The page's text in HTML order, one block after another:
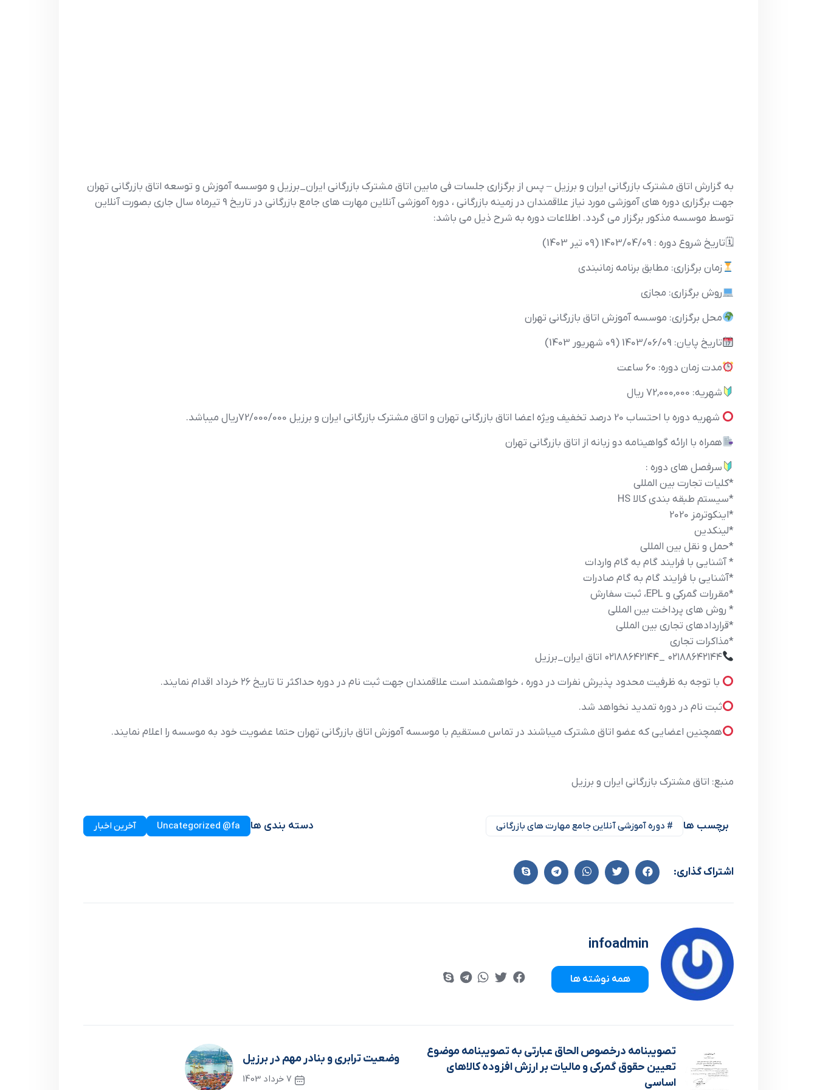
به گزارش اتاق مشترک بازرگانی ایران و برزیل – پس از برگزاری جلسات فی مابین اتاق مشترک بازرگانی ایران_برزیل و موسسه آموزش و توسعه اتاق بازرگانی تهران
جهت برگزاری دوره های آموزشی مورد نیاز علاقمندان در زمینه بازرگانی ، دوره آموزشی آنلاین مهارت های جامع بازرگانی در تاریخ 9 تیرماه سال جاری بصورت آنلاین
توسط موسسه مذکور برگزار می گردد. اطلاعات دوره به شرح ذیل می باشد:
🗓تاریخ شروع دوره : 1403/04/09 (09 تیر 1403)
زمان برگزاری: مطابق برنامه زمانبندی
روش برگزاری: مجازی
محل برگزاری: موسسه آموزش اتاق بازرگانی تهران
تاریخ پایان: 1403/06/09 (09 شهریور 1403)
مدت زمان دوره: 60 ساعت
شهریه: 72,000,000 ریال
شهریه دوره با احتساب 20 درصد تخفیف ویژه اعضا اتاق بازرگانی تهران و اتاق مشترک بازرگانی ایران و برزیل 72/000/000ریال میباشد.
همراه با ارائه گواهینامه دو زبانه از اتاق بازرگانی تهران
سرفصل های دوره :
*کلیات تجارت بین المللی
*سیستم طبقه بندی کالا HS
*اینکوترمز 2020
*لینکدین
*حمل و نقل بین المللی
* آشنایی با فرایند گام به گام واردات
*آشنایی با فرایند گام به گام صادرات
*مقررات گمرکی و EPL، ثبت سفارش
* روش های پرداخت بین المللی
*قراردادهای تجاری بین المللی
*مذاکرات تجاری
۰۲۱۸۸۶۴۲۱۴۴ _۰۲۱۸۸۶۴۲۱۴۴ اتاق ایران_برزیل
با توجه به ظرفیت محدود پذیرش نفرات در دوره ، خواهشمند است علاقمندان جهت ثبت نام در دوره حداکثر تا تاریخ ۲۶ خرداد اقدام نمایند.
ثبت نام در دوره تمدید نخواهد شد.
همچنین اعضایی که عضو اتاق مشترک میباشند در تماس مستقیم با موسسه آموزش اتاق بازرگانی تهران حتما عضویت خود به موسسه را اعلام نمایند.
منبع: اتاق مشترک بازرگانی ایران و برزیل
برچسب ها # دوره آموزشی آنلاین جامع مهارت های بازرگانی دسته بندی ها Uncategorized @fa آخرین اخبار
اشتراک گذاری:
infoadmin
همه نوشته ها
تصویبنامه درخصوص الحاق عبارتی به تصویبنامه موضوع
تعیین حقوق گمرکی و مالیات بر ارزش افزوده کالاهای
اساسی
وضعیت ترابری و بنادر مهم در برزیل
7 خرداد 1403